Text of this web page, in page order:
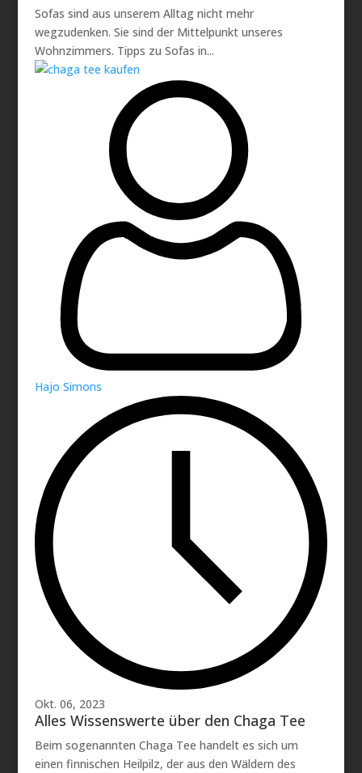
Sofas sind aus unserem Alltag nicht mehr
wegzudenken. Sie sind der Mittelpunkt unseres
Wohnzimmers. Tipps zu Sofas in...
Hajo Simons
Okt. 06, 2023
Alles Wissenswerte über den Chaga Tee
Beim sogenannten Chaga Tee handelt es sich um
einen finnischen Heilpilz, der aus den Wäldern des